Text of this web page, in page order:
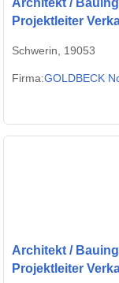
Architekt /
Projektleiter
Schwerin, 19053
Firma:GOLDBECK
Architekt /
Projektleiter